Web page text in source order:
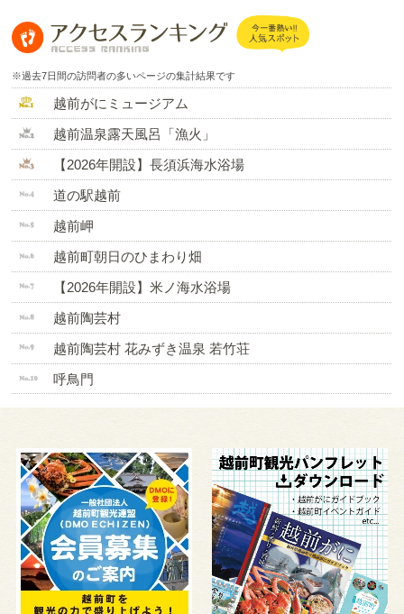
※過去7日間の訪問者の多いページの集計結果です
越前がにミュージアム
越前温泉露天風呂「漁火」
【2026年開設】長須浜海水浴場
道の駅越前
越前岬
越前町朝日のひまわり畑
【2026年開設】米ノ海水浴場
越前陶芸村
越前陶芸村 花みずき温泉 若竹荘
呼鳥門